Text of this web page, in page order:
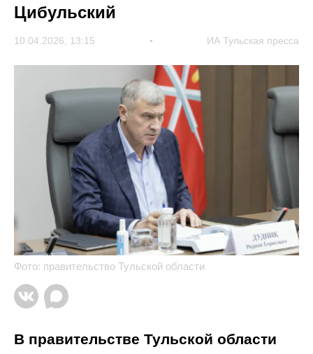
Цибульский
10.04.2026, 13:15 ИА Тульская пресса
Фото: правительство Тульской области
В правительстве Тульской области